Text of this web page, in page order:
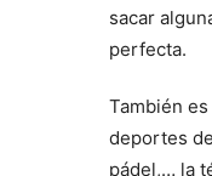
sacar
perfecta.
También
deportes
pádel,… la